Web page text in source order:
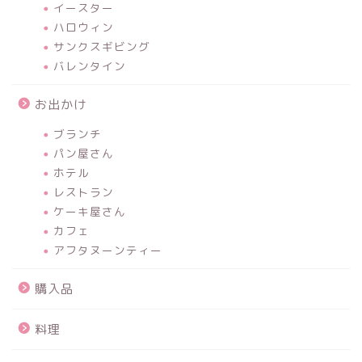
イースター
ハロウィン
サンクスギビング
バレンタイン
お出かけ
ブランチ
パン屋さん
ホテル
レストラン
ケーキ屋さん
カフェ
アフタヌーンティー
購入品
料理